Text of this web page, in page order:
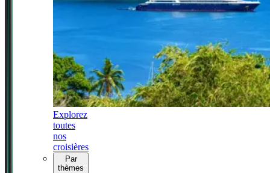
Explorez
toutes
nos
croisières
Par
thèmes